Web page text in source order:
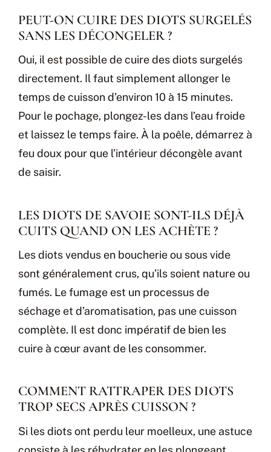
PEUT-ON CUIRE DES DIOTS SURGELÉS
SANS LES DÉCONGELER ?
Oui, il est possible de cuire des diots surgelés
directement. Il faut simplement allonger le
temps de cuisson d’environ 10 à 15 minutes.
Pour le pochage, plongez-les dans l’eau froide
et laissez le temps faire. À la poêle, démarrez à
feu doux pour que l’intérieur décongèle avant
de saisir.
LES DIOTS DE SAVOIE SONT-ILS DÉJÀ
CUITS QUAND ON LES ACHÈTE ?
Les diots vendus en boucherie ou sous vide
sont généralement crus, qu’ils soient nature ou
fumés. Le fumage est un processus de
séchage et d’aromatisation, pas une cuisson
complète. Il est donc impératif de bien les
cuire à cœur avant de les consommer.
COMMENT RATTRAPER DES DIOTS
TROP SECS APRÈS CUISSON ?
Si les diots ont perdu leur moelleux, une astuce